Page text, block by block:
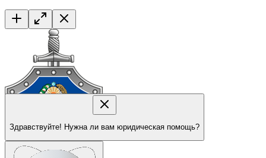
Здравствуйте! Нужна ли вам юридическая помощь?